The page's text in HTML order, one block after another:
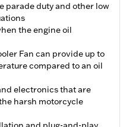
parade duty and other low
the engine oil
Fan can provide up to
compared to an oil
electronics that are
harsh motorcycle